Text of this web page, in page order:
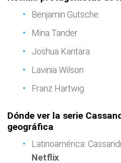
Benjamin Gutsche
Mina Tander
Joshua Kantara
Lavinia Wilson
Franz Hartwig
Dónde ver la serie
geográfica
Latinoamérica:
Netflix